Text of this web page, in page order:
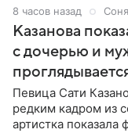
8 часов назад
Казанова
с дочерью и
Певица Сати
редким кадром из
артистка